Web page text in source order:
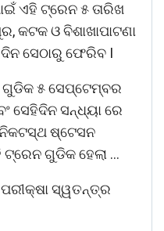
ଏହି ଟ୍ରେନ ୫ ତାରିଖ
କଟକ ଓ ବିଶାଖାପାଟଣା
ଦିନ ସେଠାରୁ ଫେରିବ I
୫ ସେପ୍ଟେମ୍ବର
ସେହିଦିନ ସନ୍ଧ୍ୟା ରେ
ଷ୍ଟେସନ
ଗୁଡିକ ହେଲା …
ସ୍ୱତନ୍ତ୍ର